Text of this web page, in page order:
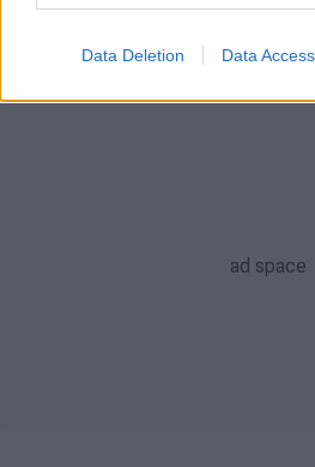
Data Deletion Data Access
ATP Μασσαλία